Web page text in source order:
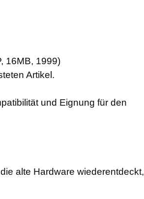
16MB, 1999)
Artikel.
und Eignung für den
alte Hardware wiederentdeckt,